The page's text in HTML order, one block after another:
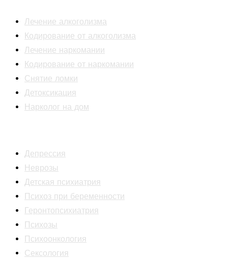
Лечение алкоголизма
Кодирование от алкоголизма
Лечение наркомании
Кодирование от наркомании
Снятие ломки
Детоксикация
Нарколог на дом
Депрессия
Неврозы
Детская психиатрия
Психоз при беременности
Геронтопсихиатрия
Психозы
Психоонкология
Сексология